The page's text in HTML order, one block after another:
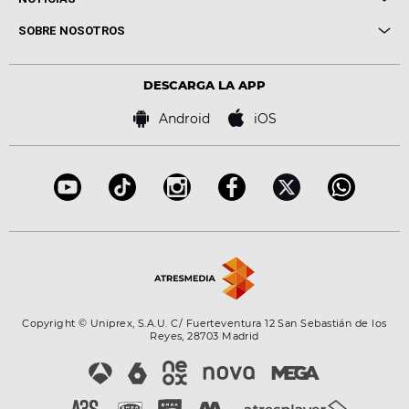
Locutores Europa FM
Cine y Televisión
Virales
SOBRE NOSOTROS
Bases de concursos
DESCARGA LA APP
Android iOS
Copyright © Uniprex, S.A.U. C/ Fuerteventura 12 San Sebastián de los
Reyes, 28703 Madrid